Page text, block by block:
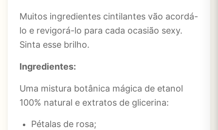
Muitos ingredientes cintilantes vão acordá-
lo e revigorá-lo para cada ocasião sexy.
Sinta esse brilho.
Ingredientes:
Uma mistura botânica mágica de etanol
100% natural e extratos de glicerina:
Pétalas de rosa;